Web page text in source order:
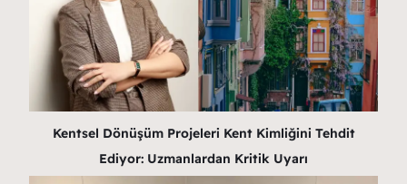
Kentsel Dönüşüm Projeleri Kent Kimliğini Tehdit
Ediyor: Uzmanlardan Kritik Uyarı